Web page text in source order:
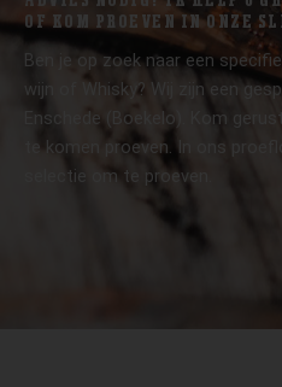
OF KOM PROEVEN IN ONZE
Ben je op zoek naar een
wijn of Whisky? Wij zijn een
Enschede (Boekelo). Kom
te komen proeven. In ons
selectie om te proeven.